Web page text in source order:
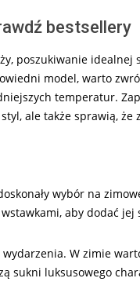
bestsellery
poszukiwanie idealnej
model, warto
temperatur.
ale także sprawią,
wybór na
aby dodać jej
W zimie
sukni luksusowego